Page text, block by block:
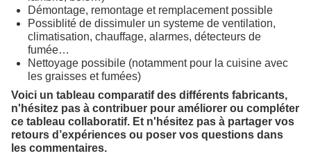
Démontage, remontage et remplacement possible
Possiblité de dissimuler un systeme de ventilation,
climatisation, chauffage, alarmes, détecteurs de
fumée…
Nettoyage possibile (notamment pour la cuisine avec
les graisses et fumées)
Voici un tableau comparatif des différents fabricants,
n'hésitez pas à contribuer pour améliorer ou compléter
ce tableau collaboratif. Et n'hésitez pas à partager vos
retours d’expériences ou poser vos questions dans
les commentaires.